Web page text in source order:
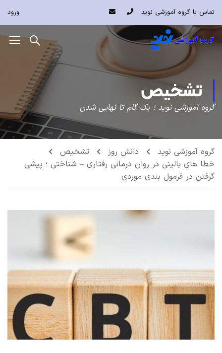
تماس با گروه آموزشی نوید ورود
تشخیص
گروه آموزشی نوید ؛ یک گام تا نهایی شدن
گروه آموزشی نوید دانش روز
تشخیص
خطا های بالینی در روان درمانی رفتاری – شناختی ؛ پیشی
گرفتن در فرمول بندی موردی